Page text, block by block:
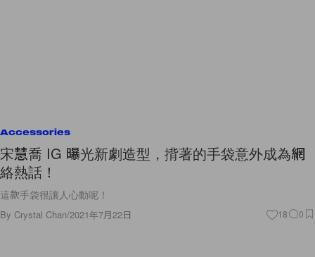
Accessories
宋慧喬 IG 曝光新劇造型，揹著的手袋意外成為網
絡熱話！
這款手袋很讓人心動呢！
By Crystal Chan/2021年7月22日 18 0